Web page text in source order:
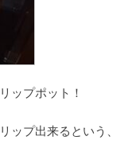
ップポット！
ップ出来るという、